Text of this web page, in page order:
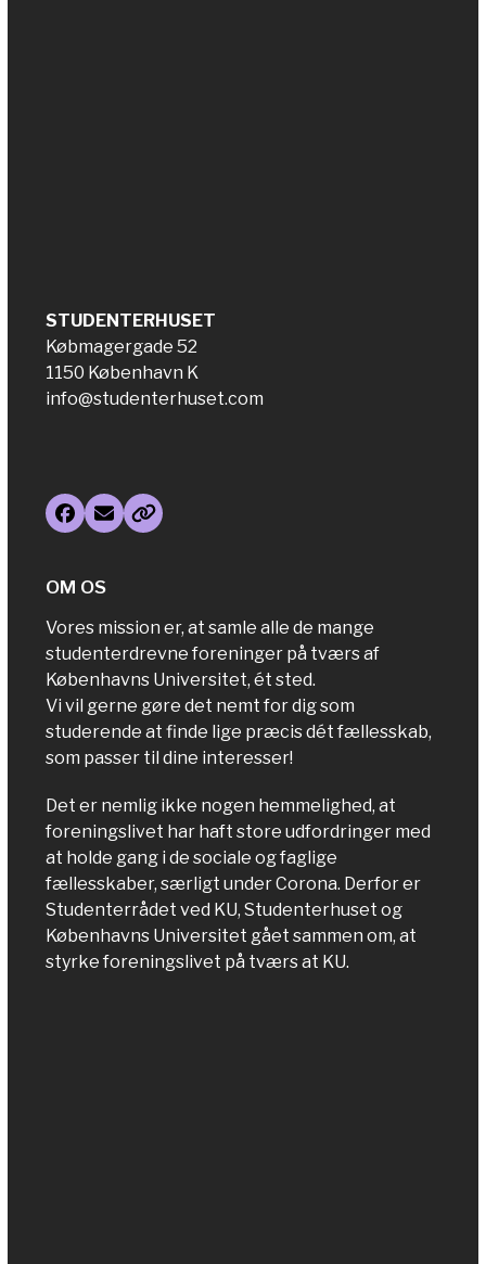
STUDENTERHUSET
Købmagergade 52
1150 København K
info@studenterhuset.com
Facebook
EmailWebsite
OM OS
Vores mission er, at samle alle de mange
studenterdrevne foreninger på tværs af
Københavns Universitet, ét sted.
Vi vil gerne gøre det nemt for dig som
studerende at finde lige præcis dét fællesskab,
som passer til dine interesser!
Det er nemlig ikke nogen hemmelighed, at
foreningslivet har haft store udfordringer med
at holde gang i de sociale og faglige
fællesskaber, særligt under Corona. Derfor er
Studenterrådet ved KU, Studenterhuset og
Københavns Universitet gået sammen om, at
styrke foreningslivet på tværs at KU.